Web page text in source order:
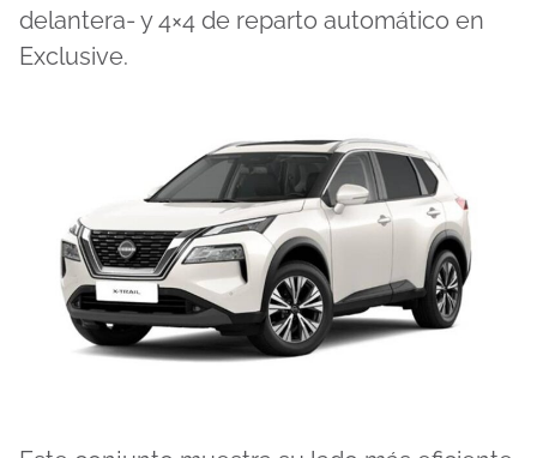
delantera- y 4×4 de reparto automático en
Exclusive.